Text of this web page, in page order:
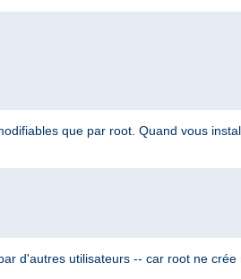
que par root. Quand vous
d'autres utilisateurs -- car root ne